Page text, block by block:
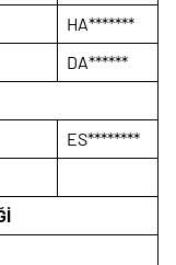
HA*******
DA******
ES********